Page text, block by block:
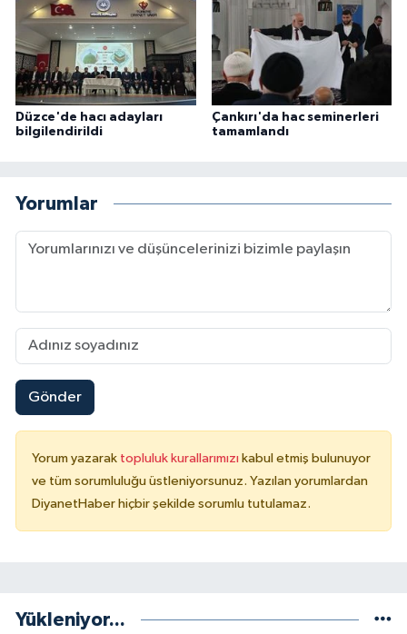
Düzce'de hacı adayları
bilgilendirildi
Çankırı'da hac seminerleri
tamamlandı
Yorumlar
Gönder
Yorum yazarak topluluk kurallarımızı kabul etmiş bulunuyor
ve tüm sorumluluğu üstleniyorsunuz. Yazılan yorumlardan
DiyanetHaber hiçbir şekilde sorumlu tutulamaz.
Yükleniyor...